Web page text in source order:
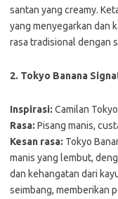
santan yang creamy.
yang menyegarkan dan
rasa tradisional dengan
2. Tokyo Banana
Inspirasi: Camilan
Rasa: Pisang manis,
Kesan rasa: Tokyo
manis yang lembut,
dan kehangatan dari
seimbang, memberikan